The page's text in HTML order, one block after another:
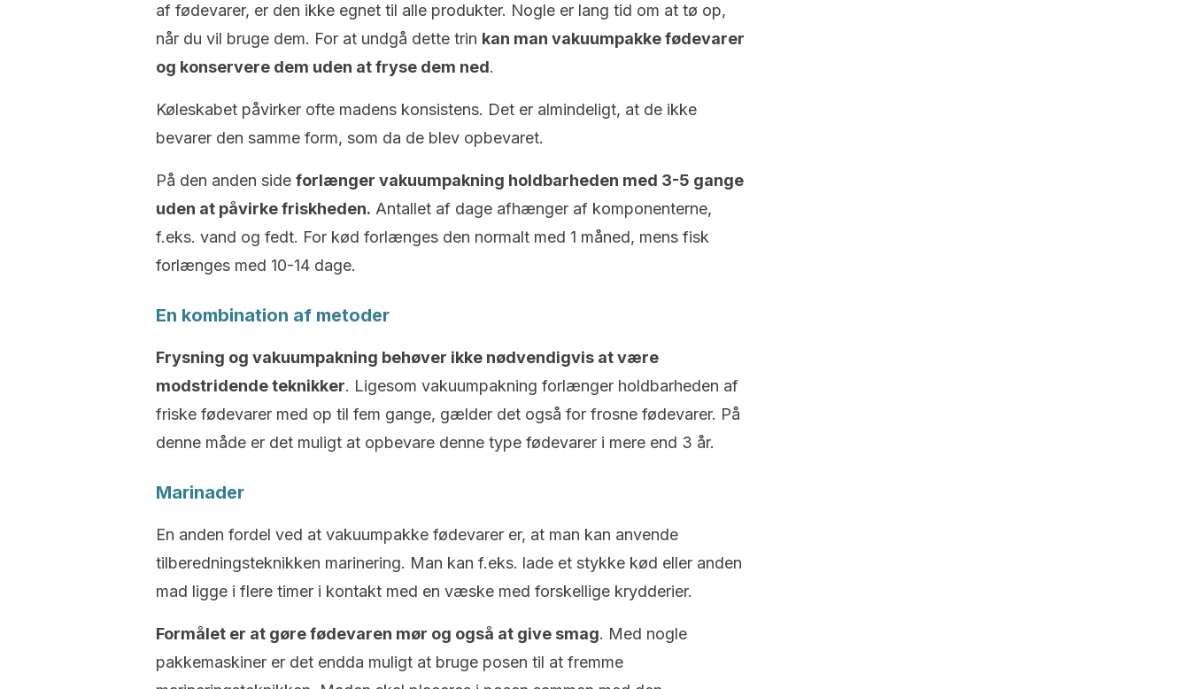
af fødevarer, er den ikke egnet til alle produkter. Nogle er lang tid om at tø op,
når du vil bruge dem. For at undgå dette trin kan man vakuumpakke fødevarer
og konservere dem uden at fryse dem ned.
Køleskabet påvirker ofte madens konsistens. Det er almindeligt, at de ikke
bevarer den samme form, som da de blev opbevaret.
På den anden side forlænger vakuumpakning holdbarheden med 3-5 gange
uden at påvirke friskheden. Antallet af dage afhænger af komponenterne,
f.eks. vand og fedt. For kød forlænges den normalt med 1 måned, mens fisk
forlænges med 10-14 dage.
En kombination af metoder
Frysning og vakuumpakning behøver ikke nødvendigvis at være
modstridende teknikker. Ligesom vakuumpakning forlænger holdbarheden af
friske fødevarer med op til fem gange, gælder det også for frosne fødevarer. På
denne måde er det muligt at opbevare denne type fødevarer i mere end 3 år.
Marinader
En anden fordel ved at vakuumpakke fødevarer er, at man kan anvende
tilberedningsteknikken marinering. Man kan f.eks. lade et stykke kød eller anden
mad ligge i flere timer i kontakt med en væske med forskellige krydderier.
Formålet er at gøre fødevaren mør og også at give smag. Med nogle
pakkemaskiner er det endda muligt at bruge posen til at fremme